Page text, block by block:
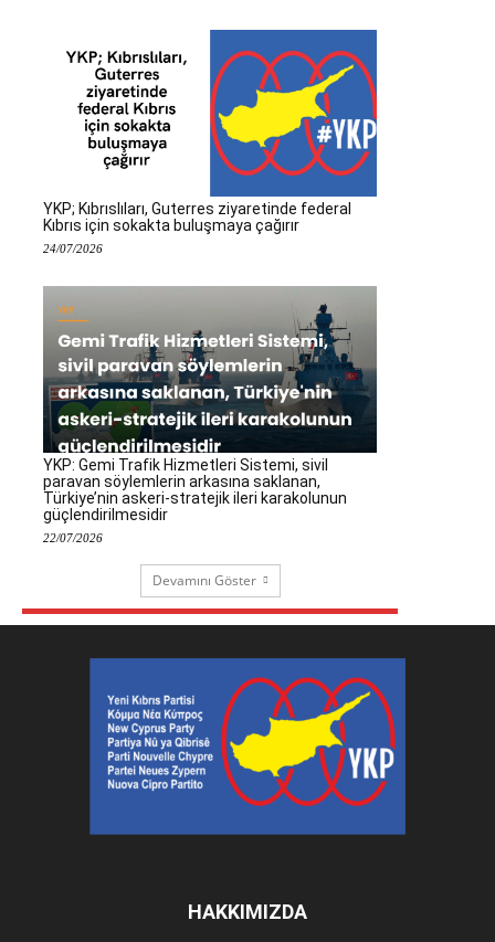
YKP; Kıbrıslıları, Guterres ziyaretinde federal
Kıbrıs için sokakta buluşmaya çağırır
24/07/2026
YKP: Gemi Trafik Hizmetleri Sistemi, sivil
paravan söylemlerin arkasına saklanan,
Türkiye’nin askeri-stratejik ileri karakolunun
güçlendirilmesidir
22/07/2026
Devamını Göster
HAKKIMIZDA